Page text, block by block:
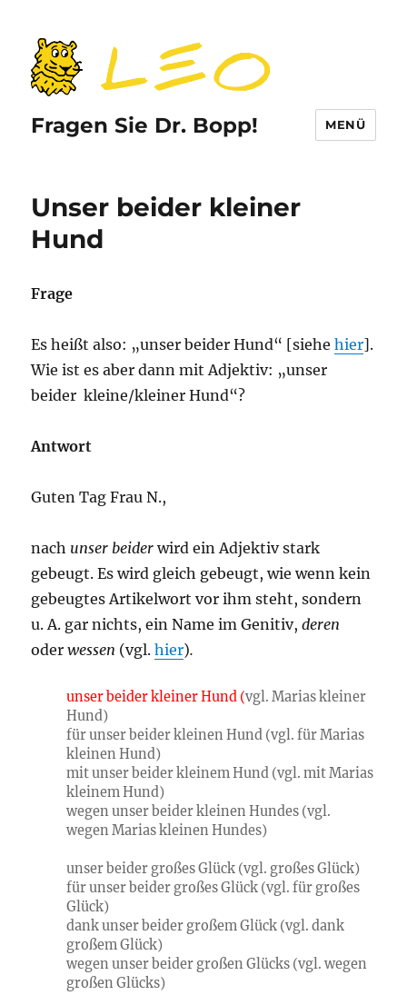
Fragen Sie Dr. Bopp! MENÜ
Unser beider kleiner
Hund
Frage
Es heißt also: „unser beider Hund“ [siehehier].
Wie ist es aber dann mit Adjektiv: „unser
beider kleine/kleiner Hund“?
Antwort
Guten Tag Frau N.,
nach unser beider wird ein Adjektiv stark
gebeugt. Es wird gleich gebeugt, wie wenn kein
gebeugtes Artikelwort vor ihm steht, sondern
u. A. gar nichts, ein Name im Genitiv,deren
oderwessen (vgl.hier).
unser beider kleiner Hund (vgl. Marias kleiner
Hund)
für unser beider kleinen Hund (vgl. für Marias
kleinen Hund)
mit unser beider kleinem Hund (vgl. mit Marias
kleinem Hund)
wegen unser beider kleinen Hundes (vgl.
wegen Marias kleinen Hundes)
unser beider großes Glück (vgl. großes Glück)
für unser beider großes Glück (vgl. für großes
Glück)
dank unser beider großem Glück (vgl. dank
großem Glück)
wegen unser beider großen Glücks (vgl. wegen
großen Glücks)